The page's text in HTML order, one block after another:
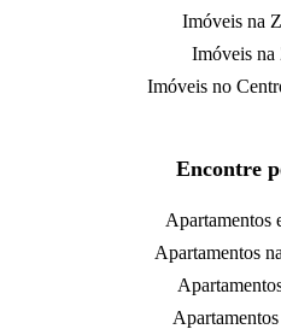
Imóveis na
Imóveis na
Imóveis no
Encontre
Apartamentos
Apartamentos